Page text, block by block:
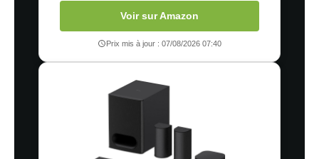
Voir sur Amazon
Prix mis à jour : 07/08/2026 07:40